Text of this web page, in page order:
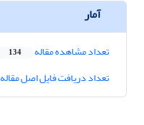
آمار
تعداد مشاهده مقاله 134
تعداد دریافت فایل اصل مقاله